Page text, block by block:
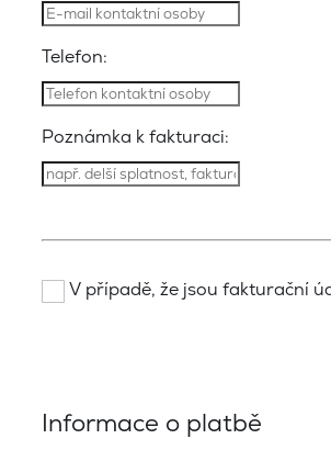
Telefon:
Poznámka k fakturaci:
V případě, že jsou fakturační
Informace o platbě